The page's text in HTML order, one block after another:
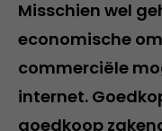
Misschien wel
economische
commerciële
internet.
goedkoop